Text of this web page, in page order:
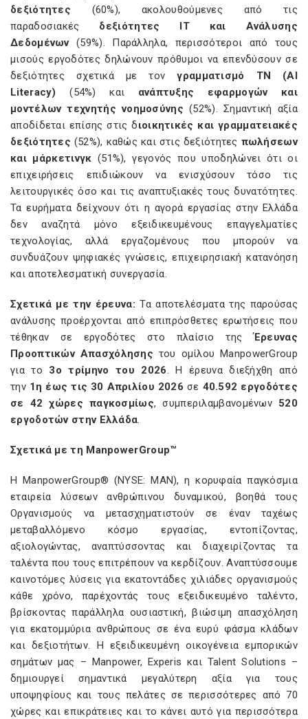
δεξιότητες (60%), ακολουθούμενες από τις
παραδοσιακές δεξιότητες IT και Ανάλυσης
Δεδομένων(59%). Παράλληλα, περισσότεροι από τους
μισούς εργοδότες δηλώνουν πρόθυμοι να επενδύσουν σε
δεξιότητες σχετικά με τονγραμματισμό ΤΝ (AI
Literacy) (54%) και ανάπτυξης εφαρμογών και
μοντέλων τεχνητής νοημοσύνης (52%). Σημαντική αξία
αποδίδεται επίσης στις διοικητικές και γραμματειακές
δεξιότητες (52%), καθώς και στις δεξιότητες πωλήσεων
και μάρκετινγκ (51%), γεγονός που υποδηλώνει ότι οι
επιχειρήσεις επιδιώκουν να ενισχύσουν τόσο τις
λειτουργικές όσο και τις αναπτυξιακές τους δυνατότητες.
Τα ευρήματα δείχνουν ότι η αγορά εργασίας στην Ελλάδα
δεν αναζητά μόνο εξειδικευμένους επαγγελματίες
τεχνολογίας, αλλά εργαζομένους που μπορούν να
συνδυάζουν ψηφιακές γνώσεις, επιχειρησιακή κατανόηση
και αποτελεσματική συνεργασία.
Σχετικά με την έρευνα:Τα αποτελέσματα της παρούσας
ανάλυσης προέρχονται από επιπρόσθετες ερωτήσεις που
τέθηκαν σε εργοδότες στο πλαίσιο τηςΈρευνας
Προοπτικών Απασχόλησης του ομίλου ManpowerGroup
για το 3ο τρίμηνο του 2026. Η έρευνα διεξήχθη από
την 1η έως τις 30 Απριλίου 2026 σε 40.592 εργοδότες
σε 42 χώρες παγκοσμίως, συμπεριλαμβανομένων 520
εργοδοτών στην Ελλάδα.
Σχετικά με τη ManpowerGroup™
Η ManpowerGroup® (NYSE: MAN), η κορυφαία παγκόσμια
εταιρεία λύσεων ανθρώπινου δυναμικού, βοηθά τους
Οργανισμούς να μετασχηματιστούν σε έναν ταχέως
μεταβαλλόμενο κόσμο εργασίας, εντοπίζοντας,
αξιολογώντας, αναπτύσσοντας και διαχειρίζοντας τα
ταλέντα που τους επιτρέπουν να κερδίζουν. Αναπτύσσουμε
καινοτόμες λύσεις για εκατοντάδες χιλιάδες οργανισμούς
κάθε χρόνο, παρέχοντάς τους εξειδικευμένο ταλέντο,
βρίσκοντας παράλληλα ουσιαστική, βιώσιμη απασχόληση
για εκατομμύρια ανθρώπους σε ένα ευρύ φάσμα κλάδων
και δεξιοτήτων. Η εξειδικευμένη οικογένεια εμπορικών
σημάτων μας – Manpower, Experis και Talent Solutions –
δημιουργεί σημαντικά μεγαλύτερη αξία για τους
υποψηφίους και τους πελάτες σε περισσότερες από 70
χώρες και επικράτειες και το κάνει αυτό για περισσότερα